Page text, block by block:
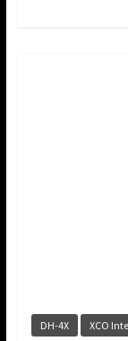
DH-4X XCO